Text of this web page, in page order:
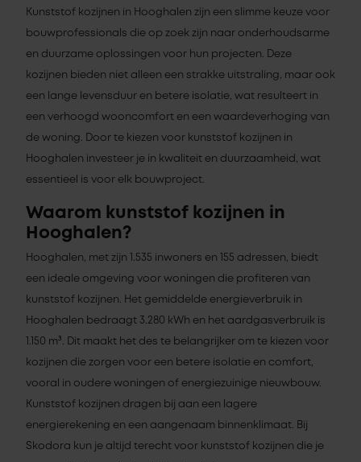
Kunststof kozijnen in Hooghalen zijn een slimme keuze voor
bouwprofessionals die op zoek zijn naar onderhoudsarme
en duurzame oplossingen voor hun projecten. Deze
kozijnen bieden niet alleen een strakke uitstraling, maar ook
een lange levensduur en betere isolatie, wat resulteert in
een verhoogd wooncomfort en een waardeverhoging van
de woning. Door te kiezen voor kunststof kozijnen in
Hooghalen investeer je in kwaliteit en duurzaamheid, wat
essentieel is voor elk bouwproject.
Waarom kunststof kozijnen in
Hooghalen?
Hooghalen, met zijn 1.535 inwoners en 155 adressen, biedt
een ideale omgeving voor woningen die profiteren van
kunststof kozijnen. Het gemiddelde energieverbruik in
Hooghalen bedraagt 3.280 kWh en het aardgasverbruik is
1.150 m³. Dit maakt het des te belangrijker om te kiezen voor
kozijnen die zorgen voor een betere isolatie en comfort,
vooral in oudere woningen of energiezuinige nieuwbouw.
Kunststof kozijnen dragen bij aan een lagere
energierekening en een aangenaam binnenklimaat. Bij
Skodora kun je altijd terecht voor kunststof kozijnen die je